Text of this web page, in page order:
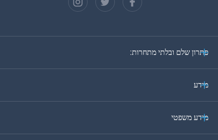
גרמנית
פתרון שלם ובלתי מתחרות:
מידע
מידע משפטי